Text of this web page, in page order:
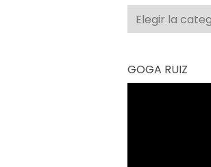
Categorías
GOGA RUIZ